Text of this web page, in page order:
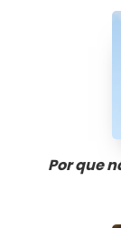
Por que